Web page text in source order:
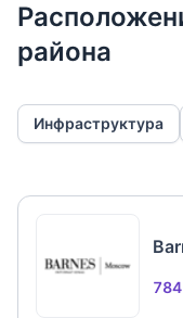
района
Инфраструктура